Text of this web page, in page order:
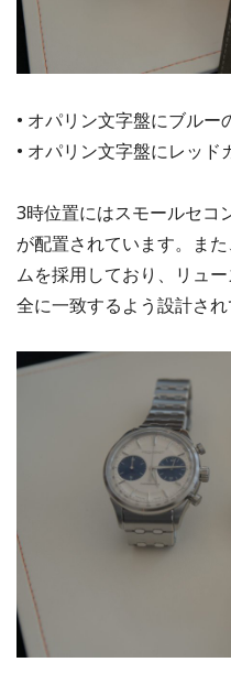
• オパリン文字盤にブルー
• オパリン文字盤にレッド
3時位置にはスモールセコ
が配置されています。ま
ムを採用しており、リュ
全に一致するよう設計され